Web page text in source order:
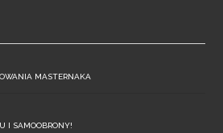
MASTERNAKA
I SAMOOBRONY!